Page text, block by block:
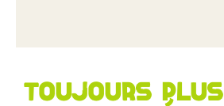
Toujours plus